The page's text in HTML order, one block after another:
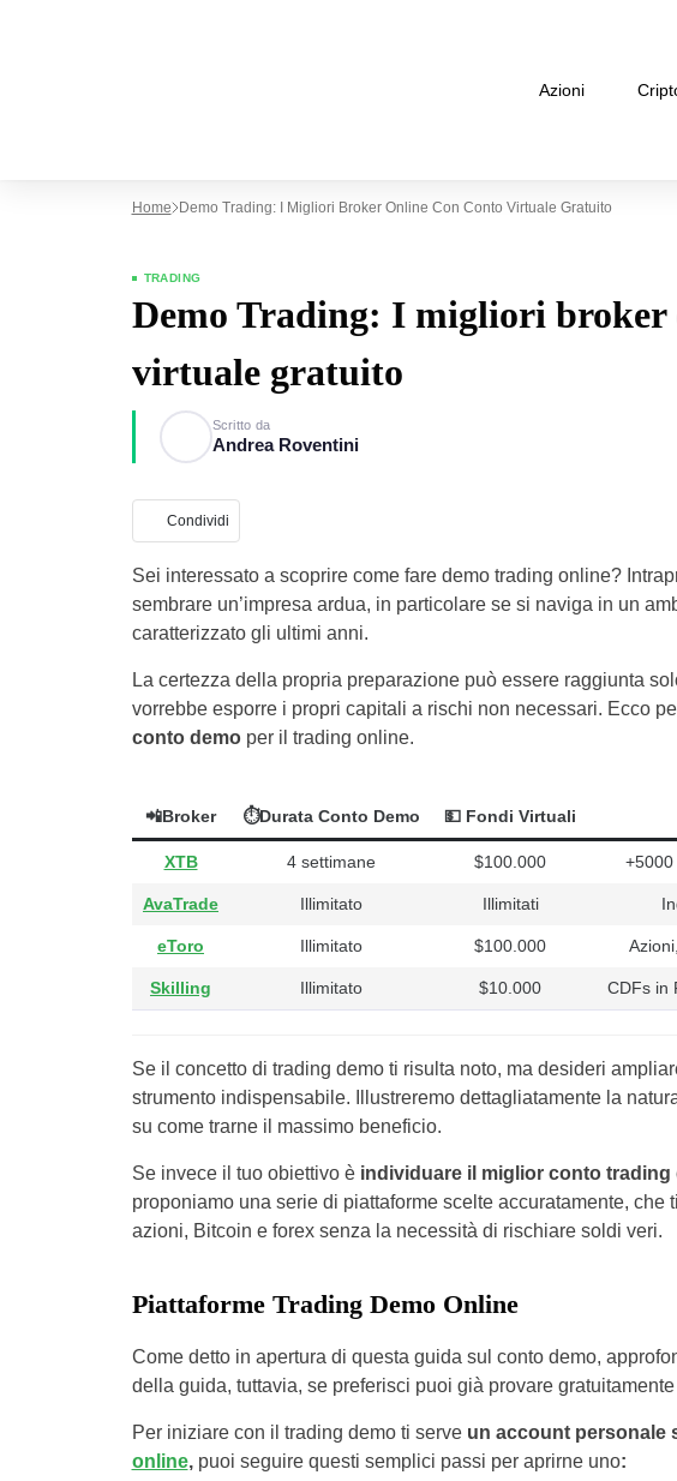
Azioni
Home Demo Trading: I Migliori Broker Online Con Conto Virtuale Gratuito
TRADING
Demo Trading: I migliori broker
virtuale gratuito
Scritto da
Andrea Roventini
Condividi
Sei interessato a scoprire come fare demo trading online?
sembrare un’impresa ardua, in particolare se si naviga in un
caratterizzato gli ultimi anni.
La certezza della propria preparazione può essere raggiunta
vorrebbe esporre i propri capitali a rischi non necessari. Ecco
conto demoper il trading online.
📲Broker ⏱Durata Conto Demo 💵 Fondi Virtuali
XTB 4 settimane $100.000
AvaTrade Illimitato Illimitati
eToro Illimitato $100.000
Skilling Illimitato $10.000 CDFs in
Se il concetto di trading demo ti risulta noto, ma desideri
strumento indispensabile. Illustreremo dettagliatamente la
su come trarne il massimo beneficio.
Se invece il tuo obiettivo è individuare il miglior conto trading
proponiamo una serie di piattaforme scelte accuratamente,
azioni, Bitcoin e forex senza la necessità di rischiare soldi veri.
Piattaforme Trading Demo Online
Come detto in apertura di questa guida sul conto demo,
della guida, tuttavia, se preferisci puoi già provare
Per iniziare con il trading demo ti serve un account personale
online, puoi seguire questi semplici passi per aprirne uno: